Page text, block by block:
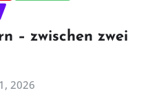
– zwischen zwei
2026